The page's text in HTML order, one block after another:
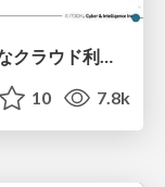
クラウドセキュリティ入門 ～安全なクラウド利用のための基礎知識～
10 7.8k